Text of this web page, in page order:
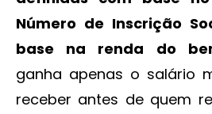
Número de Inscrição
base na renda do
ganha apenas o salário
receber antes de quem